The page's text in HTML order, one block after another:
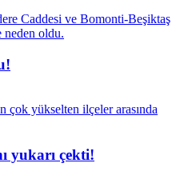
yukarı çekti!